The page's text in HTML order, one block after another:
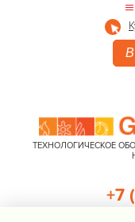
В
ТЕХНОЛОГИЧЕСКОЕ
+7